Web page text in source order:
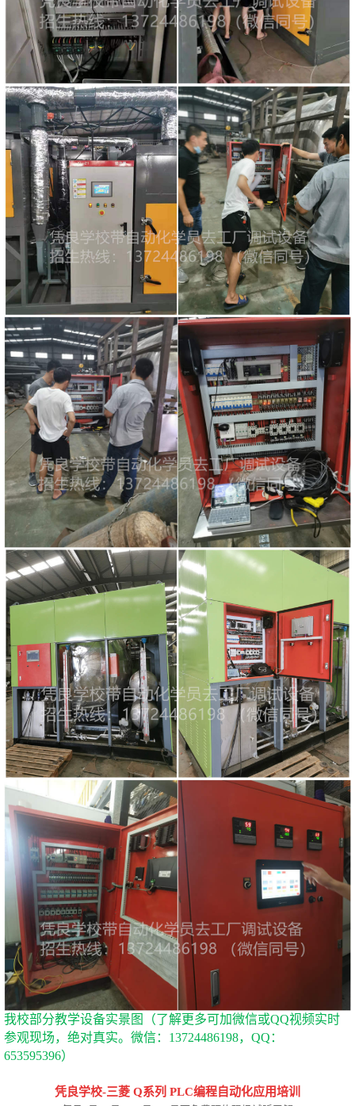
我校部分教学设备实景图（了解更多可加微信或QQ视频实时
参观现场，绝对真实。微信：13724486198，QQ：
653595396）
凭良学校-三菱 Q系列 PLC编程自动化应用培训